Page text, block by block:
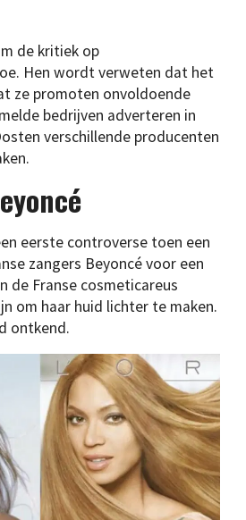
de kritiek op
Hen wordt verweten dat het
ze promoten onvoldoende
bedrijven adverteren in
verschillende producenten
eerste controverse toen een
zangers Beyoncé voor een
de Franse cosmeticareus
om haar huid lichter te maken.
ontkend.